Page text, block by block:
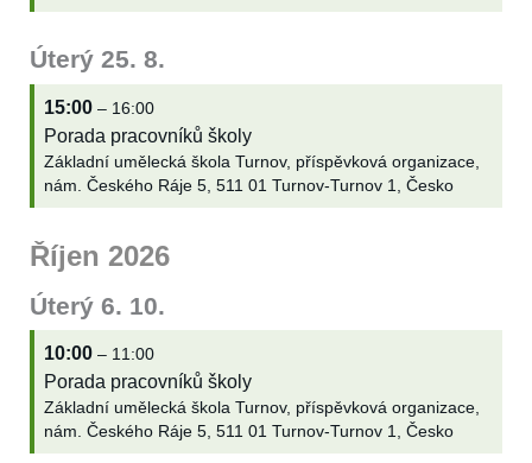
Úterý 25. 8.
15:00 – 16:00
Porada pracovníků školy
Základní umělecká škola Turnov, příspěvková organizace,
nám. Českého Ráje 5, 511 01 Turnov-Turnov 1, Česko
Říjen 2026
Úterý 6. 10.
10:00 – 11:00
Porada pracovníků školy
Základní umělecká škola Turnov, příspěvková organizace,
nám. Českého Ráje 5, 511 01 Turnov-Turnov 1, Česko